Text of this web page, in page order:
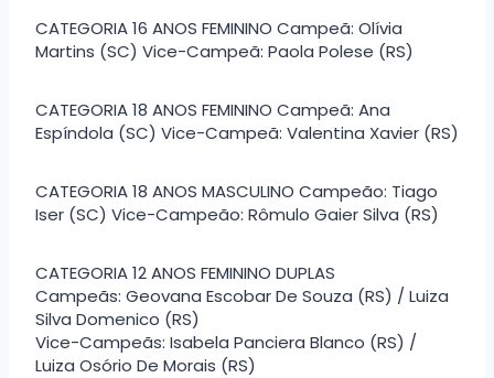
CATEGORIA 16 ANOS FEMININO Campeã: Olívia
Martins (SC) Vice-Campeã: Paola Polese (RS)
CATEGORIA 18 ANOS FEMININO Campeã: Ana
Espíndola (SC) Vice-Campeã: Valentina Xavier (RS)
CATEGORIA 18 ANOS MASCULINO Campeão: Tiago
Iser (SC) Vice-Campeão: Rômulo Gaier Silva (RS)
CATEGORIA 12 ANOS FEMININO DUPLAS
Campeãs: Geovana Escobar De Souza (RS) / Luiza
Silva Domenico (RS)
Vice-Campeãs: Isabela Panciera Blanco (RS) /
Luiza Osório De Morais (RS)